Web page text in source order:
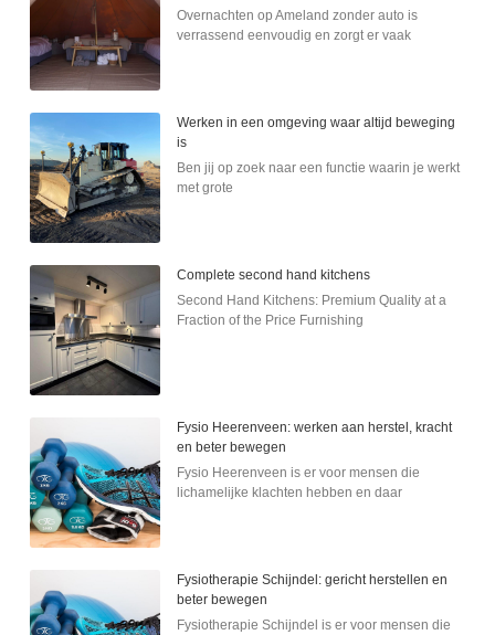
Overnachten op Ameland zonder auto is
verrassend eenvoudig en zorgt er vaak
Werken in een omgeving waar altijd beweging
is
Ben jij op zoek naar een functie waarin je werkt
met grote
Complete second hand kitchens
Second Hand Kitchens: Premium Quality at a
Fraction of the Price Furnishing
Fysio Heerenveen: werken aan herstel, kracht
en beter bewegen
Fysio Heerenveen is er voor mensen die
lichamelijke klachten hebben en daar
Fysiotherapie Schijndel: gericht herstellen en
beter bewegen
Fysiotherapie Schijndel is er voor mensen die